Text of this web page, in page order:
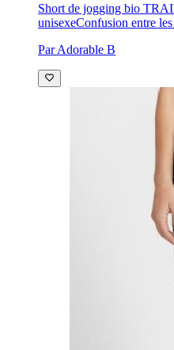
Short de jogging bio
unisexeConfusion entre les
Par Adorable B